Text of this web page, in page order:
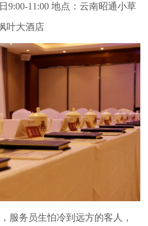
11:00 地点：云南昭通小草
叶大酒店
务员生怕冷到远方的客人，